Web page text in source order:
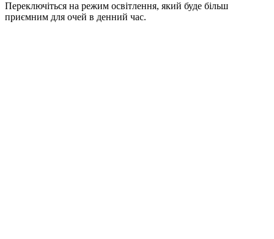
Переключіться на режим освітлення, який буде більш
приємним для очей в денний час.